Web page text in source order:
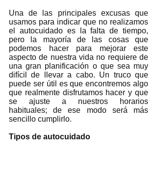
Una de las principales excusas que
usamos para indicar que no realizamos
el autocuidado es la falta de tiempo,
pero la mayoría de las cosas que
podemos hacer para mejorar este
aspecto de nuestra vida no requiere de
una gran planificación o que sea muy
difícil de llevar a cabo. Un truco que
puede ser útil es que encontremos algo
que realmente disfrutamos hacer y que
se ajuste a nuestros horarios
habituales; de ese modo será más
sencillo cumplirlo.
Tipos de autocuidado